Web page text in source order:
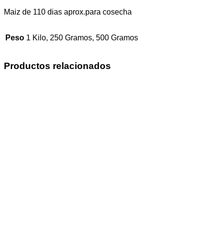
Maiz de 110 dias aprox.para cosecha
Peso 1 Kilo, 250 Gramos, 500 Gramos
Productos relacionados